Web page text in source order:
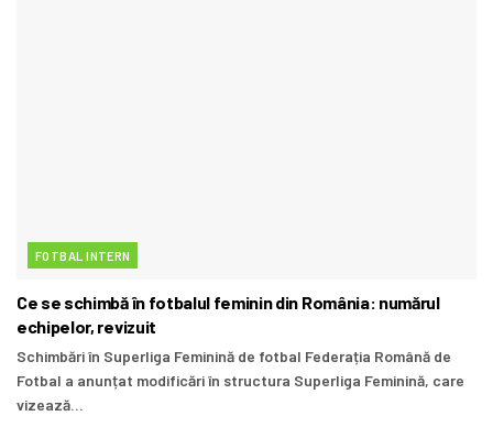
FOTBAL INTERN
Ce se schimbă în fotbalul feminin din România: numărul
echipelor, revizuit
Schimbări în Superliga Feminină de fotbal Federația Română de
Fotbal a anunțat modificări în structura Superliga Feminină, care
vizează...